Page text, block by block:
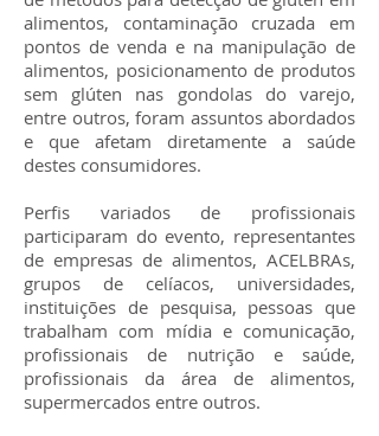
alimentos, contaminação cruzada em
pontos de venda e na manipulação de
alimentos, posicionamento de produtos
sem glúten nas gondolas do varejo,
entre outros, foram assuntos abordados
e que afetam diretamente a saúde
destes consumidores.
Perfis variados de profissionais
participaram do evento, representantes
de empresas de alimentos, ACELBRAs,
grupos de celíacos, universidades,
instituições de pesquisa, pessoas que
trabalham com mídia e comunicação,
profissionais de nutrição e saúde,
profissionais da área de alimentos,
supermercados entre outros.